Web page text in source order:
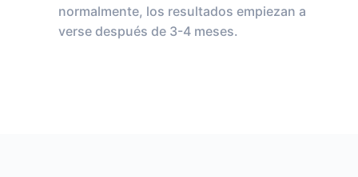
normalmente, los resultados empiezan a
verse después de 3-4 meses.